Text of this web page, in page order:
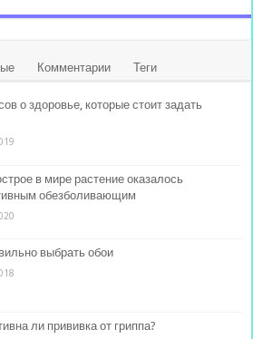
Комментарии Теги
о здоровье, которые стоит задать
в мире растение оказалось
обезболивающим
выбрать обои
ли прививка от гриппа?